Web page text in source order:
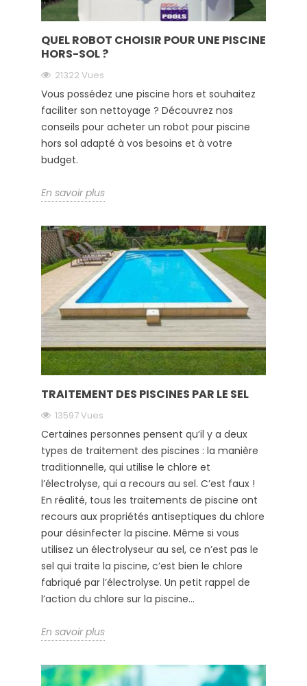
QUEL ROBOT CHOISIR POUR UNE PISCINE
HORS-SOL ?
21322 Vues
Vous possédez une piscine hors et souhaitez
faciliter son nettoyage ? Découvrez nos
conseils pour acheter un robot pour piscine
hors sol adapté à vos besoins et à votre
budget.
En savoir plus
TRAITEMENT DES PISCINES PAR LE SEL
13597 Vues
Certaines personnes pensent qu’il y a deux
types de traitement des piscines : la manière
traditionnelle, qui utilise le chlore et
l’électrolyse, qui a recours au sel. C’est faux !
En réalité, tous les traitements de piscine ont
recours aux propriétés antiseptiques du chlore
pour désinfecter la piscine. Même si vous
utilisez un électrolyseur au sel, ce n’est pas le
sel qui traite la piscine, c’est bien le chlore
fabriqué par l’électrolyse. Un petit rappel de
l’action du chlore sur la piscine...
En savoir plus